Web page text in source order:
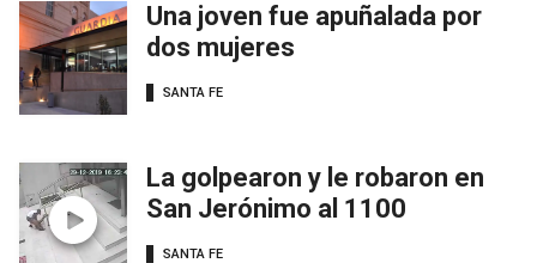
Una joven fue apuñalada por
dos mujeres
SANTA FE
La golpearon y le robaron en
San Jerónimo al 1100
SANTA FE